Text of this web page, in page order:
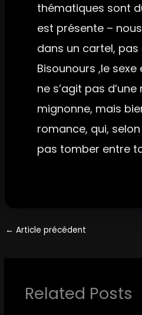
thématiques sont
est présente –
dans un cartel, pas
Bisounours ,le sexe
ne s’agit pas
mignonne, mais
romance, qui,
pas tomber entre
← Article précédent
Related Posts